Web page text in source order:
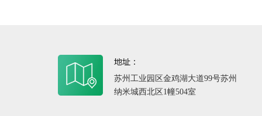
苏州工业园区金鸡湖大道99号苏州
纳米城西北区1幢504室